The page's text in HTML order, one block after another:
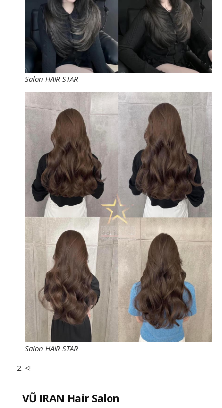
Salon HAIR STAR
Salon HAIR STAR
<!–
VŨ IRAN Hair Salon